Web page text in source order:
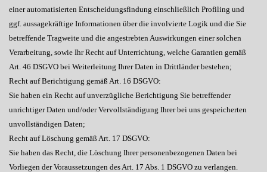
einer automatisierten Entscheidungsfindung einschließlich Profiling und
ggf. aussagekräftige Informationen über die involvierte Logik und die Sie
betreffende Tragweite und die angestrebten Auswirkungen einer solchen
Verarbeitung, sowie Ihr Recht auf Unterrichtung, welche Garantien gemäß
Art. 46 DSGVO bei Weiterleitung Ihrer Daten in Drittländer bestehen;
Recht auf Berichtigung gemäß Art. 16 DSGVO:
Sie haben ein Recht auf unverzügliche Berichtigung Sie betreffender
unrichtiger Daten und/oder Vervollständigung Ihrer bei uns gespeicherten
unvollständigen Daten;
Recht auf Löschung gemäß Art. 17 DSGVO:
Sie haben das Recht, die Löschung Ihrer personenbezogenen Daten bei
Vorliegen der Voraussetzungen des Art. 17 Abs. 1 DSGVO zu verlangen.